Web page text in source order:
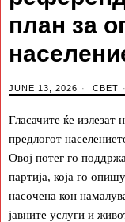
план за
JUNE 13, 2026 СВЕТ
Гласачите ќе излезат
предлогот
Овој потег го
партија, која го
насочена кон
јавните услуги и